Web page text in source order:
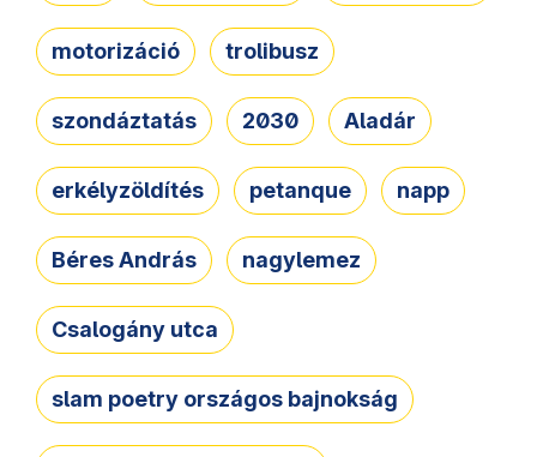
motorizáció trolibusz
szondáztatás 2030 Aladár
erkélyzöldítés petanque napp
Béres András nagylemez
Csalogány utca
slam poetry országos bajnokság